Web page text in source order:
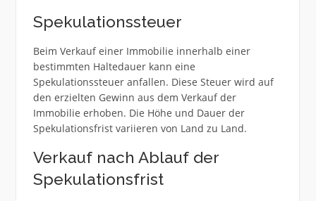
Spekulationssteuer
Beim Verkauf einer Immobilie innerhalb einer
bestimmten Haltedauer kann eine
Spekulationssteuer anfallen. Diese Steuer wird auf
den erzielten Gewinn aus dem Verkauf der
Immobilie erhoben. Die Höhe und Dauer der
Spekulationsfrist variieren von Land zu Land.
Verkauf nach Ablauf der
Spekulationsfrist